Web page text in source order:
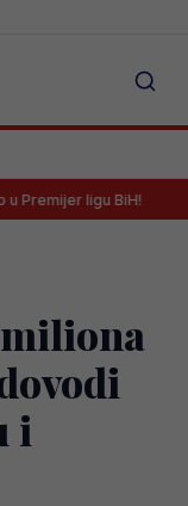
ligu BiH!
miliona
i